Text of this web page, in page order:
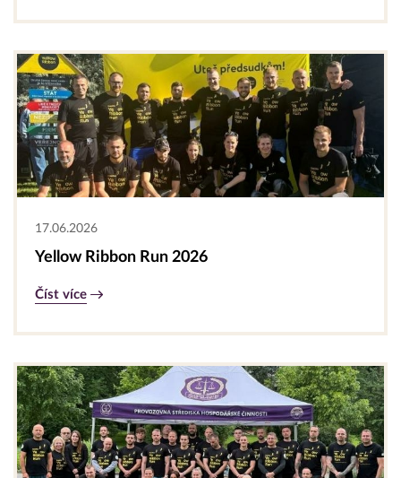
17.06.2026
Yellow Ribbon Run 2026
Číst více